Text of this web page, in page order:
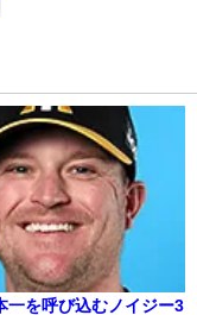
一を呼び込むノイジー3